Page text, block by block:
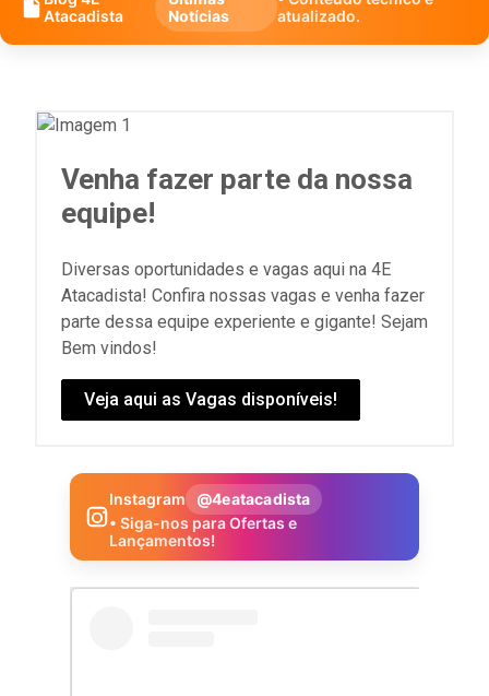
Atacadista
Notícias
atualizado.
Venha fazer parte da nossa
equipe!
Diversas oportunidades e vagas aqui na 4E
Atacadista! Confira nossas vagas e venha fazer
parte dessa equipe experiente e gigante! Sejam
Bem vindos!
Veja aqui as Vagas disponíveis!
Instagram
@4eatacadista
• Siga-nos para Ofertas e
Lançamentos!